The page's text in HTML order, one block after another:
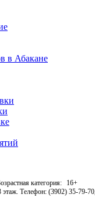
в Абакане
категория:
16+
этаж. Телефон: (3902) 35-79-